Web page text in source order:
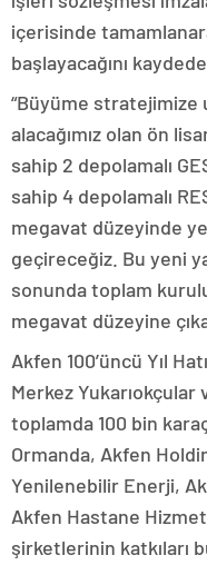
içerisinde
başlayacağını
“Büyüme stratejimize
alacağımız olan ön
sahip 2 depolamalı
sahip 4 depolamalı
megavat düzeyinde
geçireceğiz. Bu yeni
sonunda toplam
megavat düzeyine
Akfen 100’üncü Yıl
Merkez
toplamda 100 bin
Ormanda, Akfen
Yenilenebilir Enerji,
Akfen Hastane
şirketlerinin katkıları